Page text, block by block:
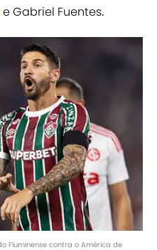
e Gabriel Fuentes.
Fluminense contra o América de